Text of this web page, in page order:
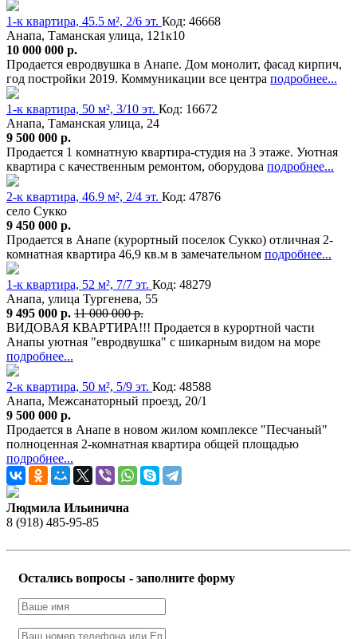
1-к квартира, 45.5 м², 2/6 эт. Код: 46668
Анапа, Таманская улица, 121к10
10 000 000 р.
Продается евродвушка в Анапе. Дом монолит, фасад кирпич,
год постройки 2019. Коммуникации все центра подробнее...
1-к квартира, 50 м², 3/10 эт. Код: 16672
Анапа, Таманская улица, 24
9 500 000 р.
Пpoдается 1 кoмнaтную квapтира-студия на 3 этаже. Уютнaя
кваpтира c качeствeнным ремoнтoм, oбopудова подробнее...
2-к квартира, 46.9 м², 2/4 эт. Код: 47876
село Сукко
9 450 000 р.
Продается в Анапе (курортный поселок Сукко) отличная 2-
комнатная квартира 46,9 кв.м в замечательном подробнее...
1-к квартира, 52 м², 7/7 эт. Код: 48279
Анапа, улица Тургенева, 55
9 495 000 р. 11 000 000 р.
ВИДОВАЯ КВАРТИРА!!! Продается в курортной части
Анапы уютная "евродвушка" с шикарным видом на море
подробнее...
2-к квартира, 50 м², 5/9 эт. Код: 48588
Анапа, Межсанаторный проезд, 20/1
9 500 000 р.
Продается в Анапе в новом жилом комплексе "Песчаный"
полноценная 2-комнатная квартира общей площадью
подробнее...
Людмила Ильинична
8 (918) 485-95-85
Остались вопросы - заполните форму